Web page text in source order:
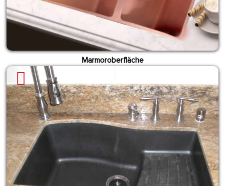
Marmoroberfläche